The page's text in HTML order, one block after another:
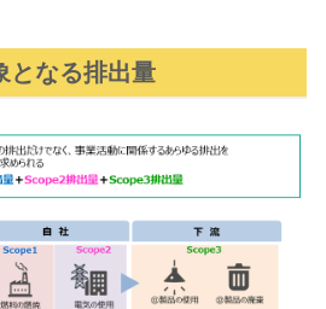
となる排出量